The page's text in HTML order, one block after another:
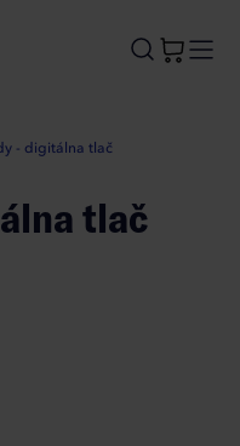
- digitálna tlač
tlač